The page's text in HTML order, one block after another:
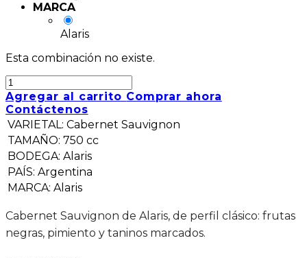
MARCA
Alaris
Esta combinación no existe.
Agregar al carrito Comprar ahora
Contáctenos
VARIETAL: Cabernet Sauvignon
TAMAÑO: 750 cc
BODEGA: Alaris
PAÍS: Argentina
MARCA: Alaris
Cabernet Sauvignon de Alaris, de perfil clásico: frutas
negras, pimiento y taninos marcados.